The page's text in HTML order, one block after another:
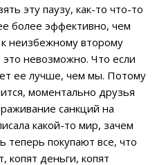
эту паузу, как-то что-то
более эффективно, чем
неизбежному второму
невозможно. Что если
ее лучше, чем мы. Потому
моментально друзья
санкций на
какой-то мир, зачем
теперь покупают все, что
копят деньги, копят